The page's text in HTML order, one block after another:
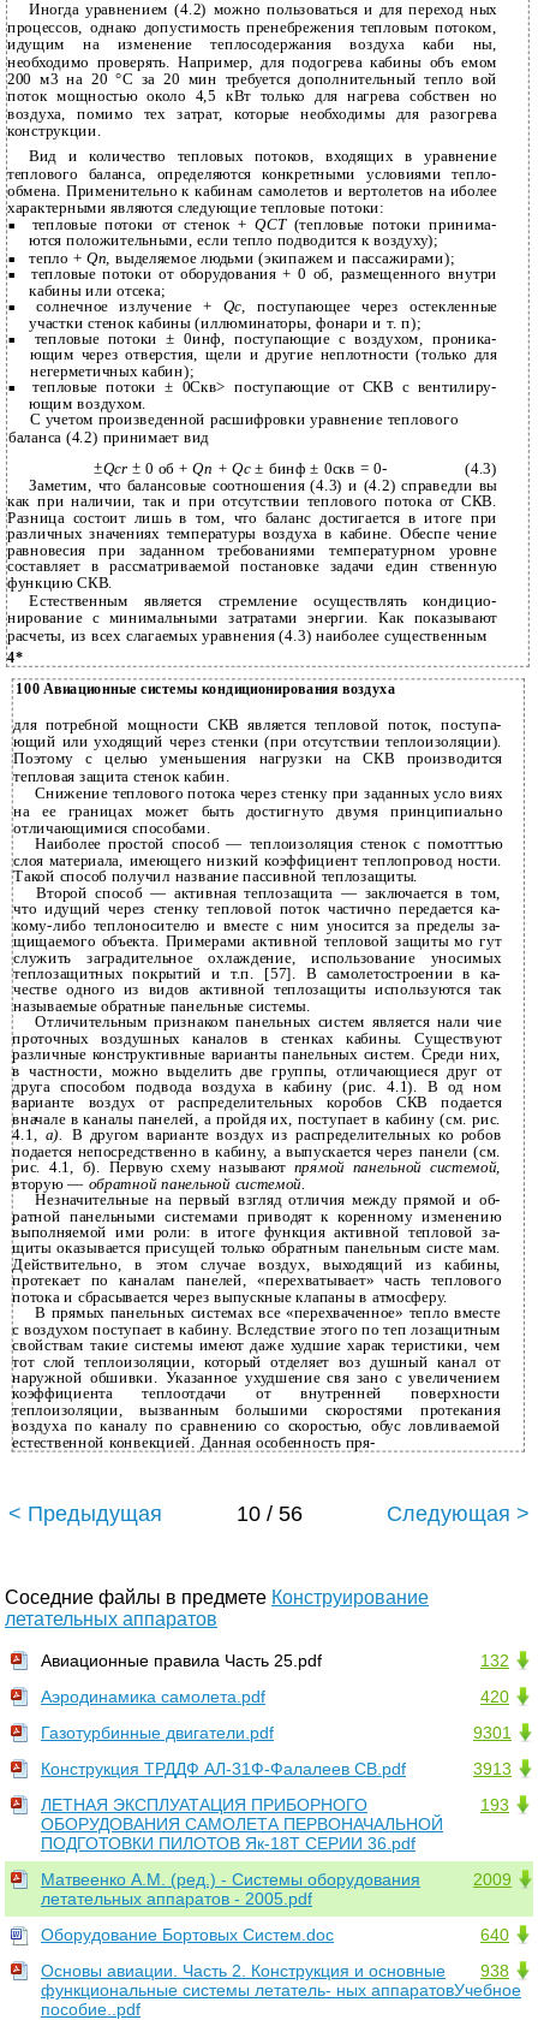
Иногда уравнением (4.2) можно пользоваться и для переход­ ных
процессов, однако допустимость пренебрежения тепловым потоком,
идущим на изменение теплосодержания воздуха каби­ ны,
необходимо проверять. Например, для подогрева кабины объ­ емом
200 м3 на 20 °С за 20 мин требуется дополнительный тепло­ вой
поток мощностью около 4,5 кВт только для нагрева собствен­ но
воздуха, помимо тех затрат, которые необходимы для разогрева
конструкции.
Вид и количество тепловых потоков, входящих в уравнение
теплового баланса, определяются конкретными условиями тепло­
обмена. Применительно к кабинам самолетов и вертолетов на­ иболее
характерными являются следующие тепловые потоки:
■ тепловые потоки от стенок +QCT (тепловые потоки принима­
ются положительными, если тепло подводится к воздуху);
■ тепло +Qn,выделяемое людьми (экипажем и пассажирами);
■
тепловые потоки от оборудования + 0 об, размещенного внутри
кабины или отсека;
■ солнечное излучение + Qc,поступающее через остекленные
участки стенок кабины (иллюминаторы, фонари и т. п);
■
тепловые потоки ± 0инф, поступающие с воздухом, проника­
ющим через отверстия, щели и другие неплотности (только для
негерметичных кабин);
■ тепловые потоки ± 0Скв> поступающие от СКВ с вентилиру­
ющим воздухом.
С учетом произведенной расшифровки уравнение теплового
баланса (4.2) принимает вид
±Qcr ±0 об +Qn + Qc± бинф ± 0скв = 0-
(4.3)
Заметим, что балансовые соотношения (4.3) и (4.2) справедли­ вы
как при наличии, так и при отсутствии теплового потока от СКВ.
Разница состоит лишь в том, что баланс достигается в итоге при
различных значениях температуры воздуха в кабине. Обеспе­ чение
равновесия при заданном требованиями температурном уровне
составляет в рассматриваемой постановке задачи един­ ственную
функцию СКВ.
Естественным является стремление осуществлять кондицио­
нирование с минимальными затратами энергии. Как показывают
расчеты, из всех слагаемых уравнения (4.3) наиболее существенным
4*
100 Авиационные системы кондиционирования воздуха
для потребной мощности СКВ является тепловой поток, поступа­
ющий или уходящий через стенки (при отсутствии теплоизоляции).
Поэтому с целью уменьшения нагрузки на СКВ производится
тепловая защита стенок кабин.
Снижение теплового потока через стенку при заданных усло­ виях
на ее границах может быть достигнуто двумя принципиально
отличающимися способами.
Наиболее простой способ — теплоизоляция стенок с помотттью
слоя материала, имеющего низкий коэффициент теплопровод­ ности.
Такой способ получил название пассивной теплозащиты.
Второй способ — активная теплозащита — заключается в том,
что идущий через стенку тепловой поток частично передается ка­
кому-либо теплоносителю и вместе с ним уносится за пределы за­
щищаемого объекта. Примерами активной тепловой защиты мо­ гут
служить заградительное охлаждение, использование уносимых
теплозащитных покрытий и т.п. [57]. В самолетостроении в ка­
честве одного из видов активной теплозащиты используются так
называемые обратные панельные системы.
Отличительным признаком панельных систем является нали­ чие
проточных воздушных каналов в стенках кабины. Существуют
различные конструктивные варианты панельных систем. Среди них,
в частности, можно выделить две группы, отличающиеся друг от
друга способом подвода воздуха в кабину (рис. 4.1). В од­ ном
варианте воздух от распределительных коробов СКВ подается
вначале в каналы панелей, а пройдя их, поступает в кабину (см. рис.
4.1, а). В другом варианте воздух из распределительных ко­ робов
подается непосредственно в кабину, а выпускается через панели (см.
рис. 4.1, б). Первую схему называют прямой панельной системой,
вторую — обратной панельной системой.
Незначительные на первый взгляд отличия между прямой и об­
ратной панельными системами приводят к коренному изменению
выполняемой ими роли: в итоге функция активной тепловой за­
щиты оказывается присущей только обратным панельным систе­ мам.
Действительно, в этом случае воздух, выходящий из кабины,
протекает по каналам панелей, «перехватывает» часть теплового
потока и сбрасывается через выпускные клапаны в атмосферу.
В прямых панельных системах все «перехваченное» тепло вместе
с воздухом поступает в кабину. Вследствие этого по теп­ лозащитным
свойствам такие системы имеют даже худшие харак­ теристики, чем
тот слой теплоизоляции, который отделяет воз­ душный канал от
наружной обшивки. Указанное ухудшение свя­ зано с увеличением
коэффициента теплоотдачи от внутренней поверхности
теплоизоляции, вызванным большими скоростями протекания
воздуха по каналу по сравнению со скоростью, обус­ ловливаемой
естественной конвекцией. Данная особенность пря-
< Предыдущая 10 / 56 Следующая >
Соседние файлы в предмете Конструирование
летательных аппаратов
132
Авиационные правила Часть 25.pdf
420
Аэродинамика самолета.pdf
9301
Газотурбинные двигатели.pdf
3913
Конструкция ТРДДФ АЛ-31Ф-Фалалеев СВ.pdf
193
ЛЕТНАЯ ЭКСПЛУАТАЦИЯ ПРИБОРНОГО
ОБОРУДОВАНИЯ САМОЛЕТА ПЕРВОНАЧАЛЬНОЙ
ПОДГОТОВКИ ПИЛОТОВ Як-18Т СЕРИИ 36.pdf
2009
Матвеенко А.М. (ред.) - Системы оборудования
летательных аппаратов - 2005.pdf
640
Оборудование Бортовых Систем.doc
938
Основы авиации. Часть 2. Конструкция и основные
функциональные системы летатель- ных аппаратовУчебное
пособие..pdf